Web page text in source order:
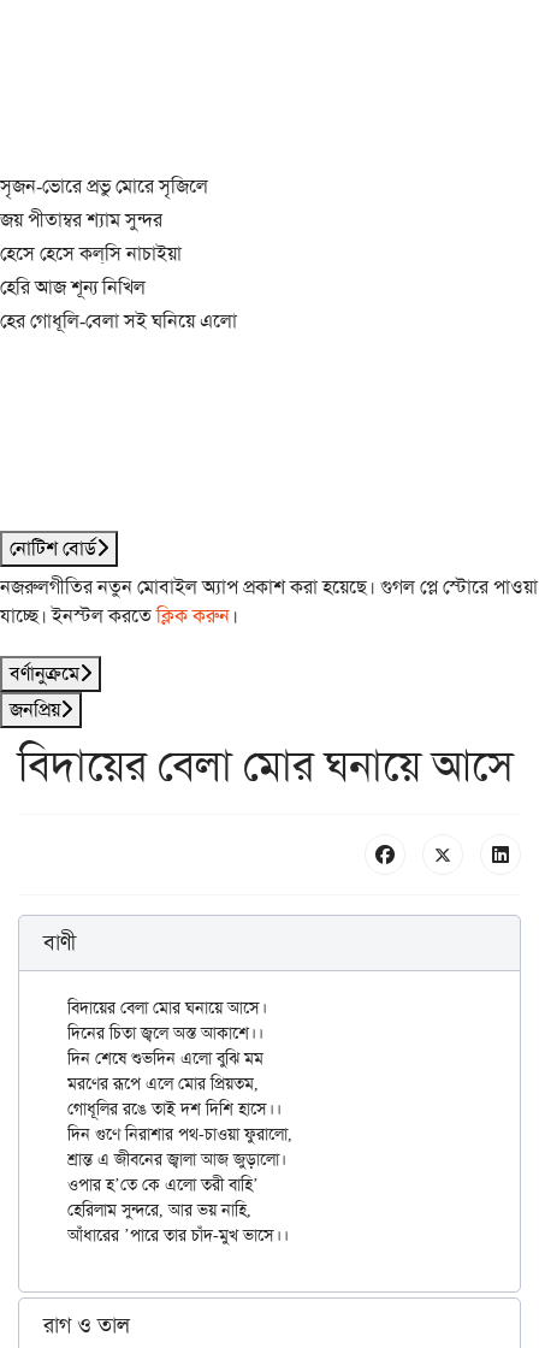
সৃজন-ভোরে প্রভু মোরে সৃজিলে
জয় পীতাম্বর শ্যাম সুন্দর
হেসে হেসে কল্‌সি নাচাইয়া
হেরি আজ শূন্য নিখিল
হের গোধূলি-বেলা সই ঘনিয়ে এলো
নোটিশ বোর্ড
নজরুলগীতির নতুন মোবাইল অ্যাপ প্রকাশ করা হয়েছে। গুগল প্লে স্টোরে পাওয়া
যাচ্ছে। ইনস্টল করতেক্লিক করুন।
বর্ণানুক্রমে
জনপ্রিয়
বিদায়ের বেলা মোর ঘনায়ে আসে
বাণী
বিদায়ের বেলা মোর ঘনায়ে আসে।
দিনের চিতা জ্বলে অস্ত আকাশে।।
দিন শেষে শুভদিন এলো বুঝি মম
মরণের রূপে এলে মোর প্রিয়তম,
গোধূলির রঙে তাই দশ দিশি হাসে।।
দিন গুণে নিরাশার পথ-চাওয়া ফুরালো,
শ্রান্ত এ জীবনের জ্বালা আজ জুড়ালো।
ওপার হ’তে কে এলো তরী বাহি’
হেরিলাম সুন্দরে, আর ভয় নাহি,
রাগ ও তাল